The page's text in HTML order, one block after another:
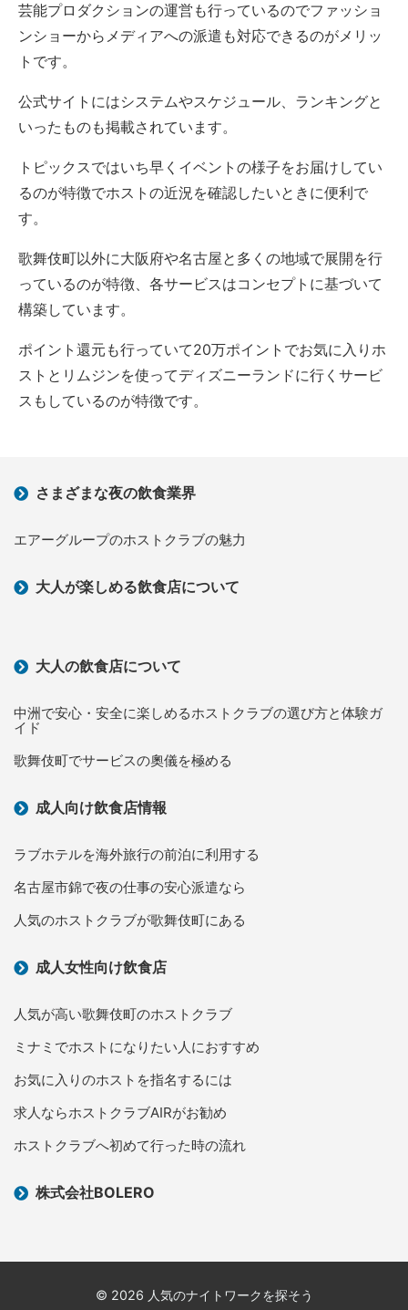
芸能プロダクションの運営も行っているのでファッショ
ンショーからメディアへの派遣も対応できるのがメリッ
トです。
公式サイトにはシステムやスケジュール、ランキングと
いったものも掲載されています。
トピックスではいち早くイベントの様子をお届けしてい
るのが特徴でホストの近況を確認したいときに便利で
す。
歌舞伎町以外に大阪府や名古屋と多くの地域で展開を行
っているのが特徴、各サービスはコンセプトに基づいて
構築しています。
ポイント還元も行っていて20万ポイントでお気に入りホ
ストとリムジンを使ってディズニーランドに行くサービ
スもしているのが特徴です。
さまざまな夜の飲食業界
エアーグループのホストクラブの魅力
大人が楽しめる飲食店について
大人の飲食店について
中洲で安心・安全に楽しめるホストクラブの選び方と体験ガ
イド
歌舞伎町でサービスの奧儀を極める
成人向け飲食店情報
ラブホテルを海外旅行の前泊に利用する
名古屋市錦で夜の仕事の安心派遣なら
人気のホストクラブが歌舞伎町にある
成人女性向け飲食店
人気が高い歌舞伎町のホストクラブ
ミナミでホストになりたい人におすすめ
お気に入りのホストを指名するには
求人ならホストクラブAIRがお勧め
ホストクラブへ初めて行った時の流れ
株式会社BOLERO
© 2026 人気のナイトワークを探そう